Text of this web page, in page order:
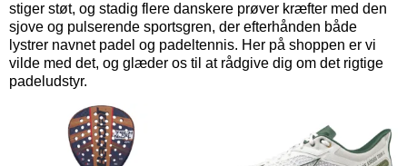
stiger støt, og stadig flere danskere prøver kræfter med den
sjove og pulserende sportsgren, der efterhånden både
lystrer navnet padel og padeltennis. Her på shoppen er vi
vilde med det, og glæder os til at rådgive dig om det rigtige
padeludstyr.